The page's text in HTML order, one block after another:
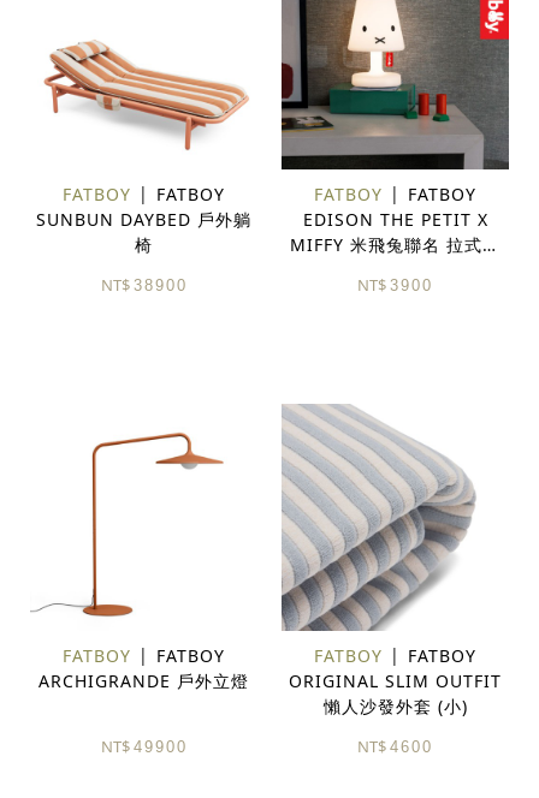
FATBOY
FATBOY
SUNBUN DAYBED 戶外躺
椅
NT$ 38900
FATBOY
FATBOY
EDISON THE PETIT X
MIFFY 米飛兔聯名 拉式夜
NT$ 3900
FATBOY
FATBOY
ARCHIGRANDE 戶外立燈
NT$ 49900
FATBOY
FATBOY
ORIGINAL SLIM OUTFIT
懶人沙發外套 (小)
NT$ 4600